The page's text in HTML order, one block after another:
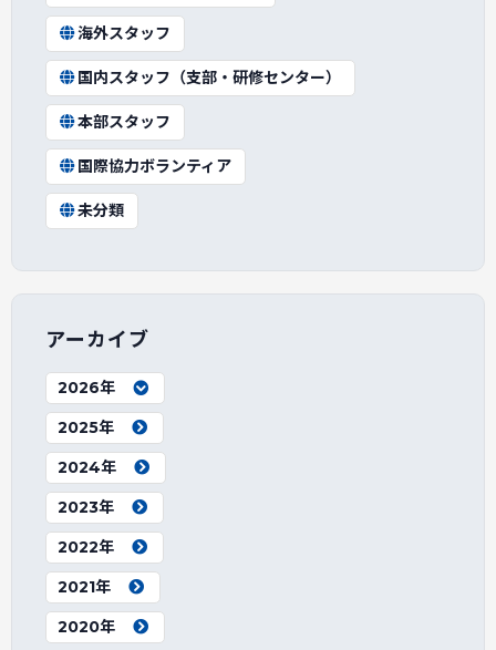
海外スタッフ
国内スタッフ（支部・研修センター）
本部スタッフ
国際協力ボランティア
未分類
アーカイブ
2026年
2025年
2024年
2023年
2022年
2021年
2020年